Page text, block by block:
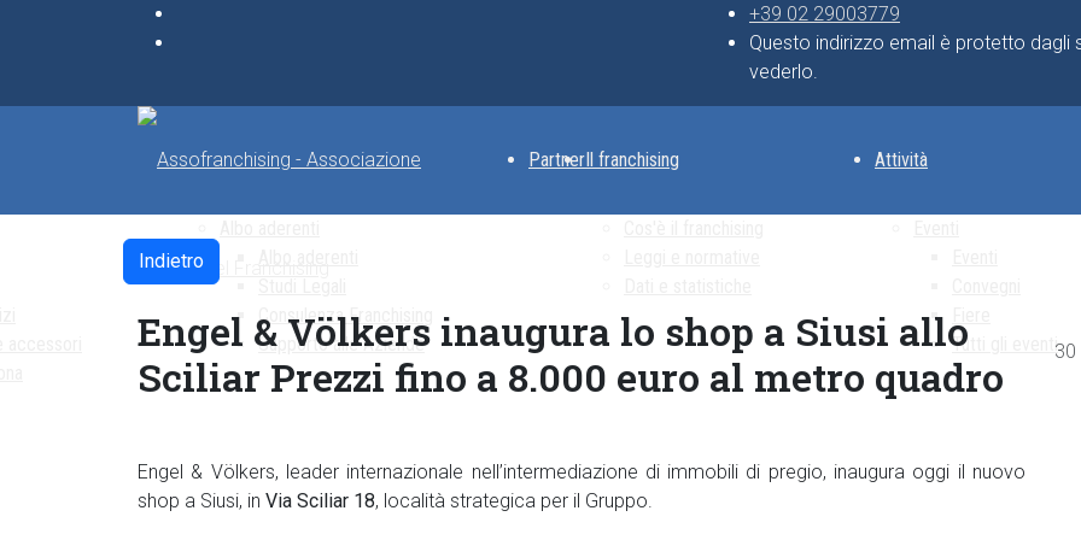
+39 02 29003779
Questo indirizzo email è protetto
vederlo.
Consulenza Franchising
Supporto alle Aziende
PartnerIl franchising Attività
Tutti gli eventi
Indietro
Engel & Völkers inaugura lo shop a Siusi allo
Sciliar Prezzi fino a 8.000 euro al metro quadro
Engel & Völkers, leader internazionale nell’intermediazione di immobili di pregio, inaugura oggi il nuovo
shop a Siusi, in Via Sciliar 18, località strategica per il Gruppo.